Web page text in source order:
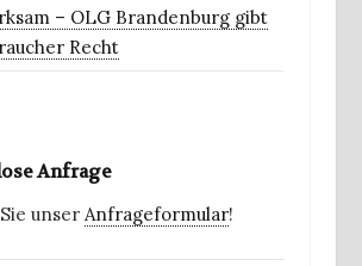
– OLG Brandenburg gibt
Recht
Anfrage
unser Anfrageformular!